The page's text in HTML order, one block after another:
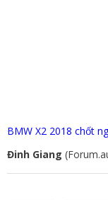
BMW X2 2018 chốt
Đinh Giang